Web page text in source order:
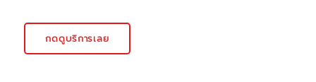
กดดูบริการเลย